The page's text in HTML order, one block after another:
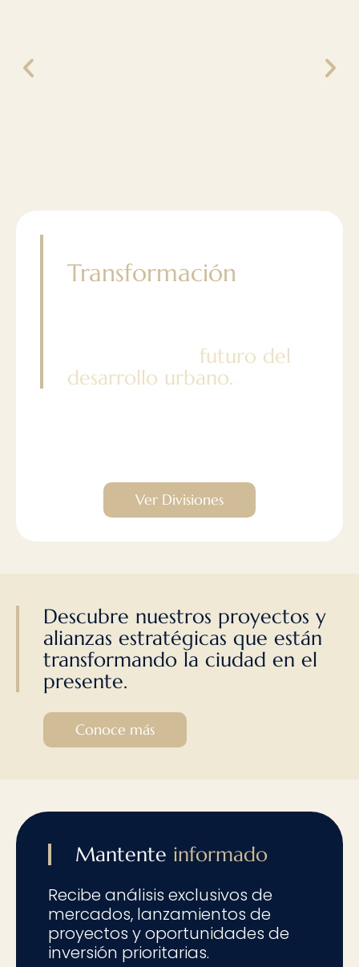
Transformación
futuro del
desarrollo urbano.
Ver Divisiones
Descubre nuestros proyectos y
alianzas estratégicas que están
transformando la ciudad en el
presente.
Conoce más
Mantente informado
Recibe análisis exclusivos de
mercados, lanzamientos de
proyectos y oportunidades de
inversión prioritarias.